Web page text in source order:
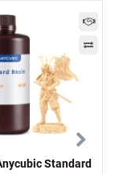
Standard